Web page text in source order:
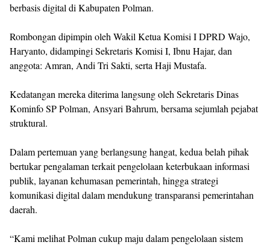
berbasis digital di Kabupaten Polman.
Rombongan dipimpin oleh Wakil Ketua Komisi I DPRD Wajo,
Haryanto, didampingi Sekretaris Komisi I, Ibnu Hajar, dan
anggota: Amran, Andi Tri Sakti, serta Haji Mustafa.
Kedatangan mereka diterima langsung oleh Sekretaris Dinas
Kominfo SP Polman, Ansyari Bahrum, bersama sejumlah pejabat
struktural.
Dalam pertemuan yang berlangsung hangat, kedua belah pihak
bertukar pengalaman terkait pengelolaan keterbukaan informasi
publik, layanan kehumasan pemerintah, hingga strategi
komunikasi digital dalam mendukung transparansi pemerintahan
daerah.
“Kami melihat Polman cukup maju dalam pengelolaan sistem